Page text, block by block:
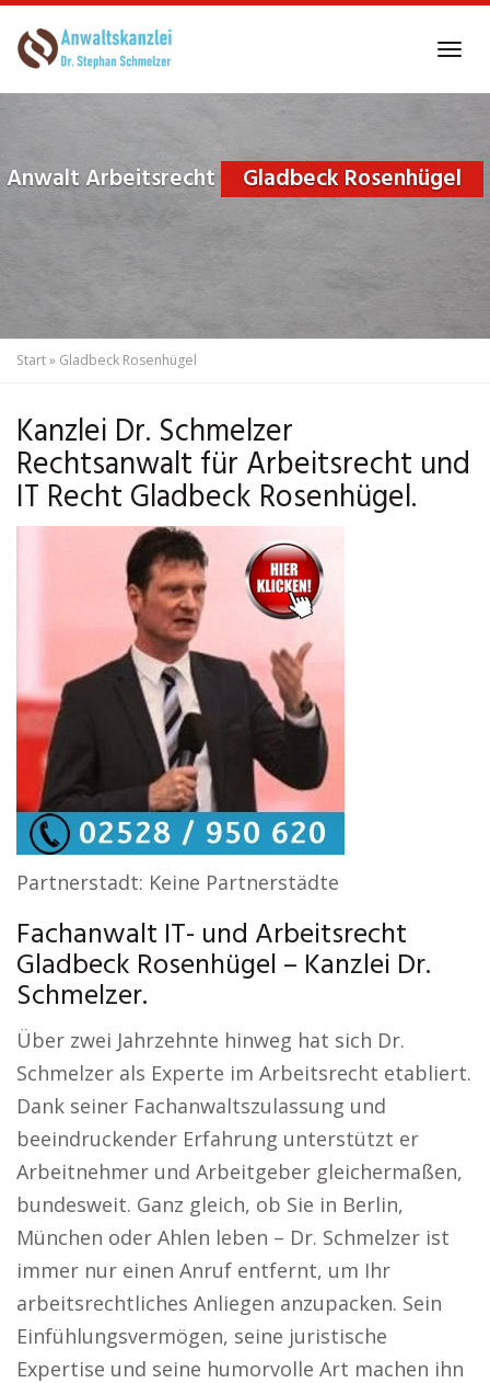
to
Anwalt Arbeitsrecht Gladbeck Rosenhügel
Start» Gladbeck Rosenhügel
Kanzlei Dr. Schmelzer
Rechtsanwalt für Arbeitsrecht und
IT Recht Gladbeck Rosenhügel.
Partnerstadt: Keine Partnerstädte
Fachanwalt IT- und Arbeitsrecht
Gladbeck Rosenhügel – Kanzlei Dr.
Schmelzer.
Über zwei Jahrzehnte hinweg hat sich Dr.
Schmelzer als Experte im Arbeitsrecht etabliert.
Dank seiner Fachanwaltszulassung und
beeindruckender Erfahrung unterstützt er
Arbeitnehmer und Arbeitgeber gleichermaßen,
bundesweit. Ganz gleich, ob Sie in Berlin,
München oder Ahlen leben – Dr. Schmelzer ist
immer nur einen Anruf entfernt, um Ihr
arbeitsrechtliches Anliegen anzupacken. Sein
Einfühlungsvermögen, seine juristische
Expertise und seine humorvolle Art machen ihn